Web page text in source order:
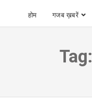
होम गजब ख़बरें
Tag: